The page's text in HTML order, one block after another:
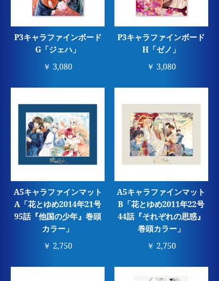
P3キャラファインボード
G「ジェハ」
￥ 3,080
P3キャラファインボード
H「ゼノ」
￥ 3,080
A5キャラファインマット
A「花とゆめ2014年21号
95話『他国の少年』巻頭
カラー」
￥ 2,750
A5キャラファインマット
B「花とゆめ2011年22号
44話『それぞれの思惑』
巻頭カラー」
￥ 2,750